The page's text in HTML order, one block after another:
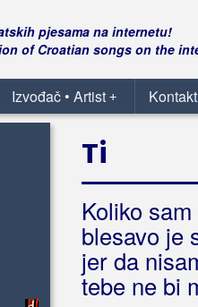
pjesama na internetu!
of Croatian songs on the
+
Izvođač • Artist
Ti
Koliko
blesavo je
jer da
tebe ne bi